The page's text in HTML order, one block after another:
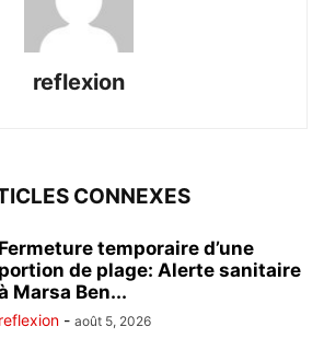
reflexion
CONNEXES
Fermeture temporaire d’une
portion de plage: Alerte sanitaire
Marsa Ben...
reflexion - août 5, 2026